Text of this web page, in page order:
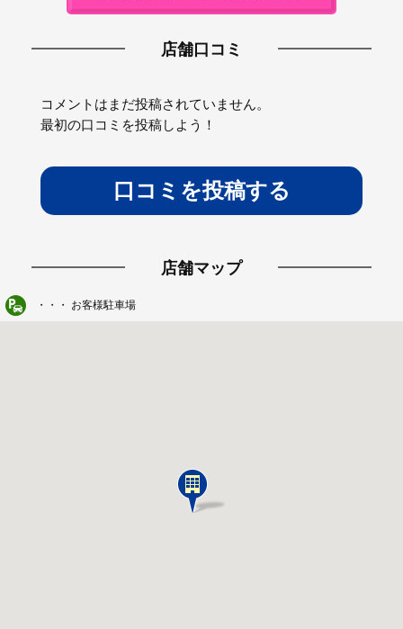
店舗口コミ
コメントはまだ投稿されていません。
最初の口コミを投稿しよう！
口コミを投稿する
店舗マップ
・・・ お客様駐車場